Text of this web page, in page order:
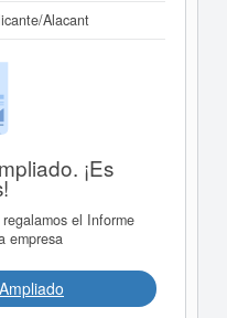
Alacant
¡Es
el Informe
empresa